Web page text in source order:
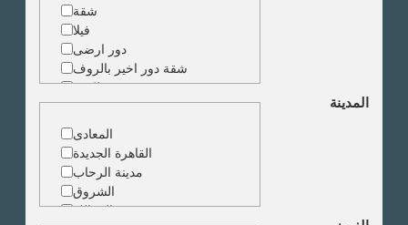
شقة
فيلا
دور ارضى
شقة دور اخير بالروف
شقة دوبلكس
شقة حجرة واحدة
ارض
مبنى
المدينة
المعادى
القاهرة الجديدة
مدينة الرحاب
الشروق
الزمالك